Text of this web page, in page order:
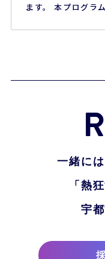
ます。 本プログラ
における住民の声
一緒に
「熱
宇